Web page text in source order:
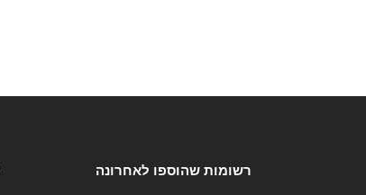
רשומות שהוספו לאחרונה